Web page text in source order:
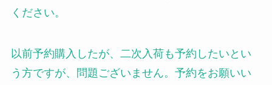
ください。
以前予約購入したが、二次入荷も予約したいとい
う方ですが、問題ございません。予約をお願いい